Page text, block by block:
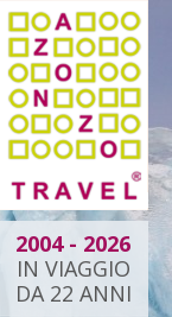
2004 - 2026
IN VIAGGIO
DA 22 ANNI
DAL 2004